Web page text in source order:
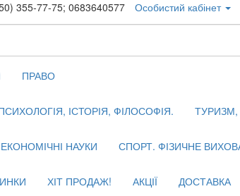
355-77-75; 0683640577 Особистий кабінет
ПРАВО
ІСТОРІЯ, ФІЛОСОФІЯ.
ЕКОНОМІЧНІ НАУКИ СПОРТ. ФІЗИЧНЕ
ХІТ ПРОДАЖ! АКЦІЇ ДОСТАВКА